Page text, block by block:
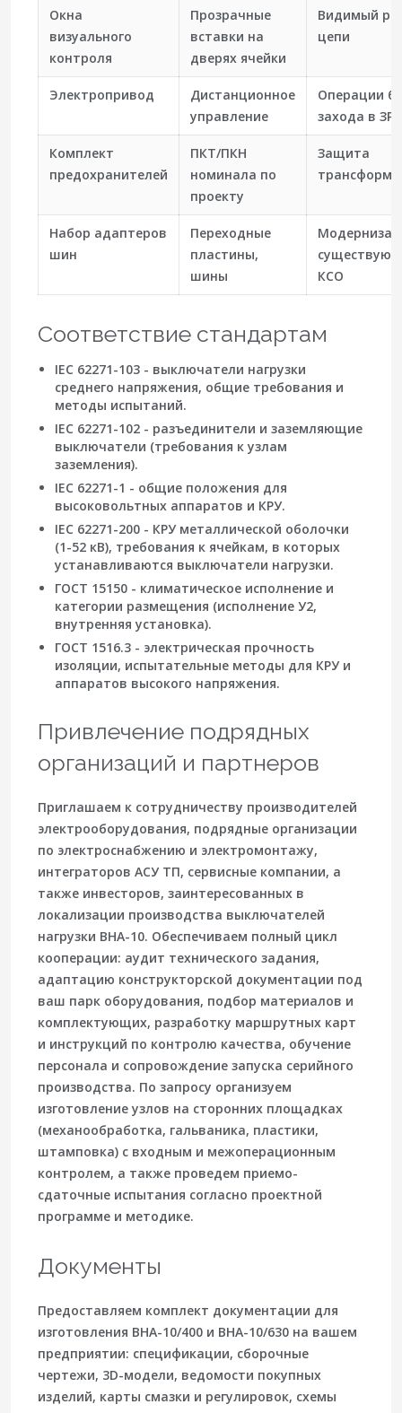
Окна
визуального
контроля
Прозрачные
вставки на
дверях ячейки
Видимый
цепи
Электропривод
Дистанционное
управление
Операции
захода в ЗРУ
Комплект
предохранителей
ПКТ/ПКН
номинала по
проекту
Защита
Набор адаптеров
шин
Переходные
пластины,
шины
КСО
Соответствие стандартам
IEC 62271-103 - выключатели нагрузки
среднего напряжения, общие требования и
методы испытаний.
IEC 62271-102 - разъединители и заземляющие
выключатели (требования к узлам
заземления).
IEC 62271-1 - общие положения для
высоковольтных аппаратов и КРУ.
IEC 62271-200 - КРУ металлической оболочки
(1-52 кВ), требования к ячейкам, в которых
устанавливаются выключатели нагрузки.
ГОСТ 15150 - климатическое исполнение и
категории размещения (исполнение У2,
внутренняя установка).
ГОСТ 1516.3 - электрическая прочность
изоляции, испытательные методы для КРУ и
аппаратов высокого напряжения.
Привлечение подрядных
организаций и партнеров
Приглашаем к сотрудничеству производителей
электрооборудования, подрядные организации
по электроснабжению и электромонтажу,
интеграторов АСУ ТП, сервисные компании, а
также инвесторов, заинтересованных в
локализации производства выключателей
нагрузки ВНА-10. Обеспечиваем полный цикл
кооперации: аудит технического задания,
адаптацию конструкторской документации под
ваш парк оборудования, подбор материалов и
комплектующих, разработку маршрутных карт
и инструкций по контролю качества, обучение
персонала и сопровождение запуска серийного
производства. По запросу организуем
изготовление узлов на сторонних площадках
(механообработка, гальваника, пластики,
штамповка) с входным и межоперационным
контролем, а также проведем приемо-
сдаточные испытания согласно проектной
программе и методике.
Документы
Предоставляем комплект документации для
изготовления ВНА-10/400 и ВНА-10/630 на вашем
предприятии: спецификации, сборочные
чертежи, 3D-модели, ведомости покупных
изделий, карты смазки и регулировок, схемы